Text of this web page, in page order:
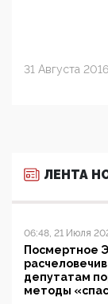
31 Августа
ЛЕНТА
06:48, 21 Июля
Посмертное
депутатам
методы